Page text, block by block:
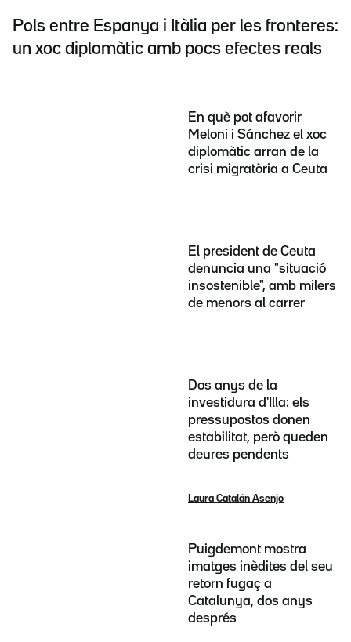
Pols entre Espanya i Itàlia per les fronteres:
un xoc diplomàtic amb pocs efectes reals
En què pot afavorir
Meloni i Sánchez el xoc
diplomàtic arran de la
crisi migratòria a Ceuta
El president de Ceuta
denuncia una "situació
insostenible", amb milers
de menors al carrer
Dos anys de la
investidura d'Illa: els
pressupostos donen
estabilitat, però queden
deures pendents
Laura Catalán Asenjo
Puigdemont mostra
imatges inèdites del seu
retorn fugaç a
Catalunya, dos anys
després